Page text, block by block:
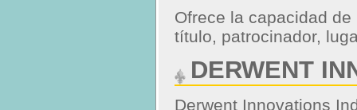
Ofrece la capacidad
título, patrocinador,
DERWENT
Derwent Innovations